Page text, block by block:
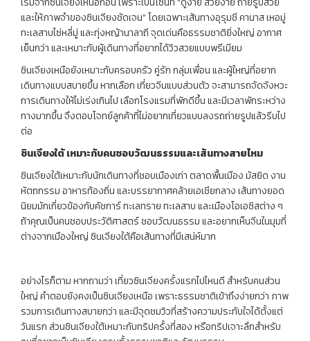
และให้ภาพจำของซินเจียงชัดเจน” โดยเฉพาะเส้นทางอุรุมชี คานาส เหอมู่
ทะเลสาบไซ่หลี่มู่ และทุ่งหญ้านาลาถี จุดเด่นคือธรรมชาติยิ่งใหญ่ อากาศ
เย็นกว่า และเหมาะกับผู้เดินทางที่อยากได้วิวสวยแบบพรีเมียม
ซินเจียงเหนือยังเหมาะกับครอบครัว คู่รัก กลุ่มเพื่อน และผู้ใหญ่ที่อยาก
เดินทางแบบสบายขึ้น หากเลือก เที่ยวจีนแบบส่วนตัว จะสามารถจัดจังหวะ
การเดินทางให้ไม่เร่งเกินไป เลือกโรงแรมที่พักดีขึ้น และมีเวลาพักระหว่าง
ทางมากขึ้น จึงตอบโจทย์ลูกค้าที่ไม่อยากเที่ยวแบบลงรถถ่ายรูปแล้วรีบไป
ต่อ
ซินเจียงใต้เหมาะกับคนชอบวัฒนธรรมและเส้นทางสายไหม
ซินเจียงใต้เหมาะกับนักเดินทางที่ชอบเมืองเก่า ตลาดพื้นเมือง มัสยิด งาน
หัตถกรรม อาหารท้องถิ่น และบรรยากาศคล้ายเอเชียกลาง เส้นทางยอด
นิยมมักเกี่ยวข้องกับคัชการ์ ทะเลทราย ทะเลสาบ และเมืองโอเอซิสต่าง ๆ
ถ้าคุณเป็นคนชอบประวัติศาสตร์ ชอบวัฒนธรรม และอยากเห็นจีนในมุมที่
ต่างจากเมืองใหญ่ ซินเจียงใต้คือเส้นทางที่มีเสน่ห์มาก
อย่างไรก็ตาม หากถามว่า เที่ยวซินเจียงครั้งแรกไปไหนดี สำหรับคนส่วน
ใหญ่ คำตอบยังคงเป็นซินเจียงเหนือ เพราะธรรมชาติเข้าถึงง่ายกว่า ภาพ
รวมการเดินทางสบายกว่า และมีจุดชมวิวที่สร้างความประทับใจได้ตั้งแต่
วันแรก ส่วนซินเจียงใต้เหมาะกับทริปครั้งที่สอง หรือทริปเจาะลึกสำหรับ